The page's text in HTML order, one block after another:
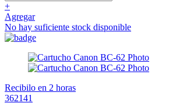
+
Agregar
No hay suficiente stock disponible
Recibilo en 2 horas
362141